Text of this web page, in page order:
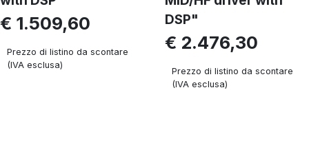
€ 1.509,60
Prezzo di listino da scontare
(IVA esclusa)
DSP"
€ 2.476,30
Prezzo di listino da scontare
(IVA esclusa)